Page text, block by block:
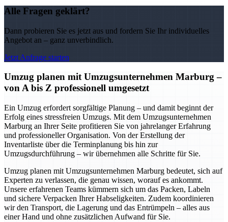
Alle Fragen geklärt?
Dann probieren Sie es jetzt aus und fordern Sie Ihr individuelles
Angebot an – ganz unverbindlich.
Jetzt Anfrage starten
Umzug planen mit Umzugsunternehmen Marburg –
von A bis Z professionell umgesetzt
Ein Umzug erfordert sorgfältige Planung – und damit beginnt der
Erfolg eines stressfreien Umzugs. Mit dem Umzugsunternehmen
Marburg an Ihrer Seite profitieren Sie von jahrelanger Erfahrung
und professioneller Organisation. Von der Erstellung der
Inventarliste über die Terminplanung bis hin zur
Umzugsdurchführung – wir übernehmen alle Schritte für Sie.
Umzug planen mit Umzugsunternehmen Marburg bedeutet, sich auf
Experten zu verlassen, die genau wissen, worauf es ankommt.
Unsere erfahrenen Teams kümmern sich um das Packen, Labeln
und sichere Verpacken Ihrer Habseligkeiten. Zudem koordinieren
wir den Transport, die Lagerung und das Entrümpeln – alles aus
einer Hand und ohne zusätzlichen Aufwand für Sie.